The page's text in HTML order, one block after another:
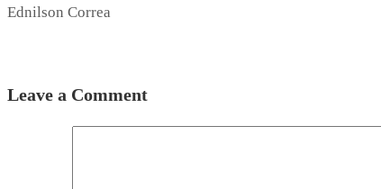
Ednilson Correa
Leave a Comment